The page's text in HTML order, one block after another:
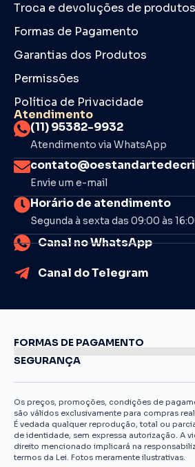
Troca e devoluções de produtos
Formas de Pagamento
Garantias dos Produtos
Permissões
Política de Privacidade
Atendimento
(11) 95382-9932
Atendimento via WhatsApp
Envie um e-mail
Horário de atendimento
Segunda à sexta das 09:00 às
Canal no WhatsApp
Canal do Telegram
FORMAS DE PAGAMENTO
SEGURANÇA
Os preços, promoções, condições de
são válidos exclusivamente para compras
É vedada qualquer reprodução, total ou
de identidade, sem expressa autorização. A
direito mencionado implicará na
termos da Lei. Fotos meramente ilustrativas.